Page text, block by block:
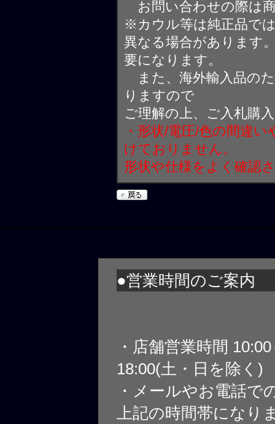
お問い合わせの際は
※カウル等は純正品で
異なる場合があります
要になります。
また、海外輸入品の
りますので
ご理解の上、ご入札購
・形状/電圧/色の間違
けておりません。
形状や仕様をよく確認
●営業時間のご案内
・店舗営業時間
18:00(土・日を除く)
・メールやお電話で
上記の時間帯になり